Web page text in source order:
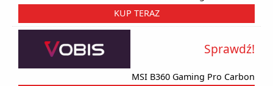
KUP TERAZ
MSI B360 Gaming Pro Carbon
Sprawdź!